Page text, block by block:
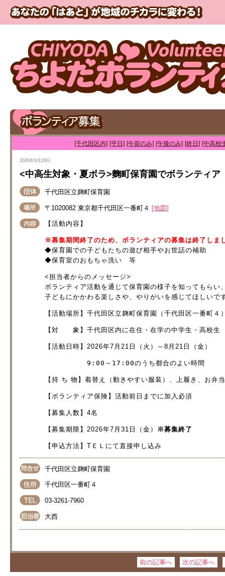
[千代田区内] [平日] [午前のみ] [午後のみ] [終日] [中高校
2026年6月29日
<中高生対象・夏ボラ>麴町保育園でボランティア
千代田区立麹町保育園
〒1020082 東京都千代田区一番町４ [地図]
【活動内容】
※募集期間終了のため、ボランティアの募集は終了しま
◆保育園での子どもたちの遊び相手やお世話の補助
◆保育室のおもちゃ洗い 等
<担当者からのメッセージ>
ボランティア活動を通じて保育園の様子を知ってもらい
子どもにかかわる楽しさや、やりがいを感じてほしいで
【活動場所】千代田区立麹町保育園（千代田区一番町４
【対 象】千代田区内に在住・在学の中学生・高校生
【活動日時】2026年7月21日（火）～8月21日（金）
9:00～17:00のうち都合のよい時間
【持 ち 物】着替え（動きやすい服装）、上履き、お弁
【ボランティア保険】活動前日までに加入必須
【募集人数】4名
【募集期限】2026年7月31日（金） ※募集終了
【申込方法】TＥＬにて直接申し込み
千代田区立麹町保育園
千代田区一番町４
03-3261-7960
大西
前の記事へ 次の記事へ